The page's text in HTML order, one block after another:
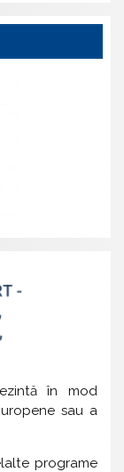
în mod
sau a
programe